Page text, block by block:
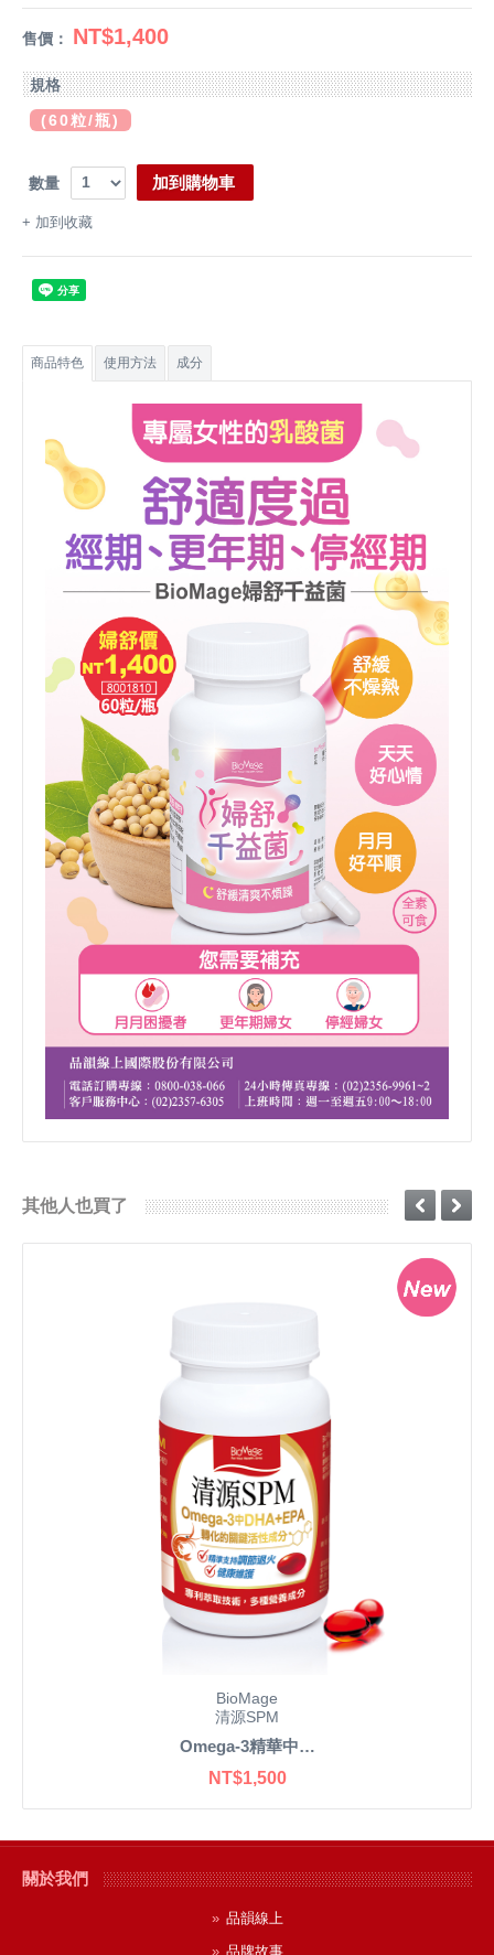
售價： NT$1,400
規格
(60粒/瓶)
數量 加到購物車
+ 加到收藏
商品特色 使用方法 成分
其他人也買了
BioMage
清源SPM
Omega-3精華中…
NT$1,500
關於我們
品韻線上
品牌故事